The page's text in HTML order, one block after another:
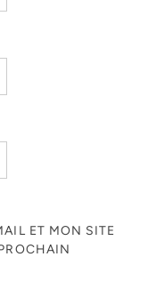
ET MON SITE